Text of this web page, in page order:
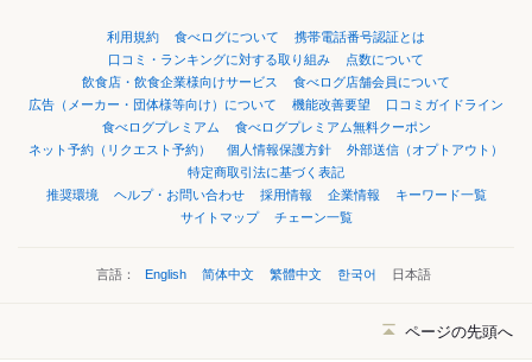
利用規約 食べログについて
携帯電話番号認証とは
口コミ・ランキングに対する取り組み
点数について
飲食店・飲食企業様向けサービス
食べログ店舗会員について
広告（メーカー・団体様等向け）について
機能改善要望
口コミガイドライン
食べログプレミアム
食べログプレミアム無料クーポン
ネット予約（リクエスト予約）
個人情報保護方針
外部送信（オプトアウト）
特定商取引法に基づく表記
推奨環境
ヘルプ・お問い合わせ 採用情報 企業情報
キーワード一覧
サイトマップ
チェーン一覧
言語： English 简体中文 繁體中文 한국어 日本語
ページの先頭へ